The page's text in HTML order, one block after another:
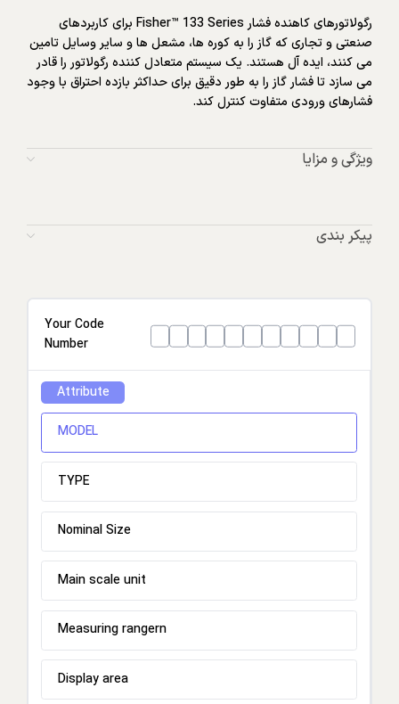
رگولاتورهای کاهنده فشار Fisher™ 133 Series برای کاربردهای
صنعتی و تجاری که گاز را به کوره ها، مشعل ها و سایر وسایل تامین
می کنند، ایده آل هستند. یک سیستم متعادل کننده رگولاتور را قادر
می سازد تا فشار گاز را به طور دقیق برای حداکثر بازده احتراق با وجود
فشارهای ورودی متفاوت کنترل کند.
ویژگی و مزایا
پیکر بندی
Your Code
Number
Attribute
MODEL
TYPE
Nominal Size
Main scale unit
Measuring rangern
Display area